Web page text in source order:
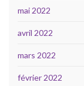
mai 2022
avril 2022
mars 2022
février 2022